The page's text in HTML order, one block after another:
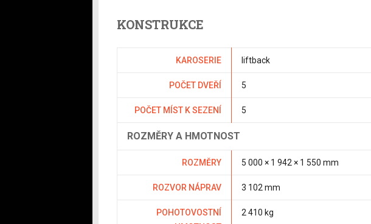
KONSTRUKCE
KAROSERIE liftback
POČET DVEŘÍ 5
POČET MÍST K SEZENÍ 5
ROZMĚRY A HMOTNOST
ROZMĚRY 5 000 × 1 942 × 1 550 mm
ROZVOR NÁPRAV 3 102 mm
POHOTOVOSTNÍ
2 410 kg